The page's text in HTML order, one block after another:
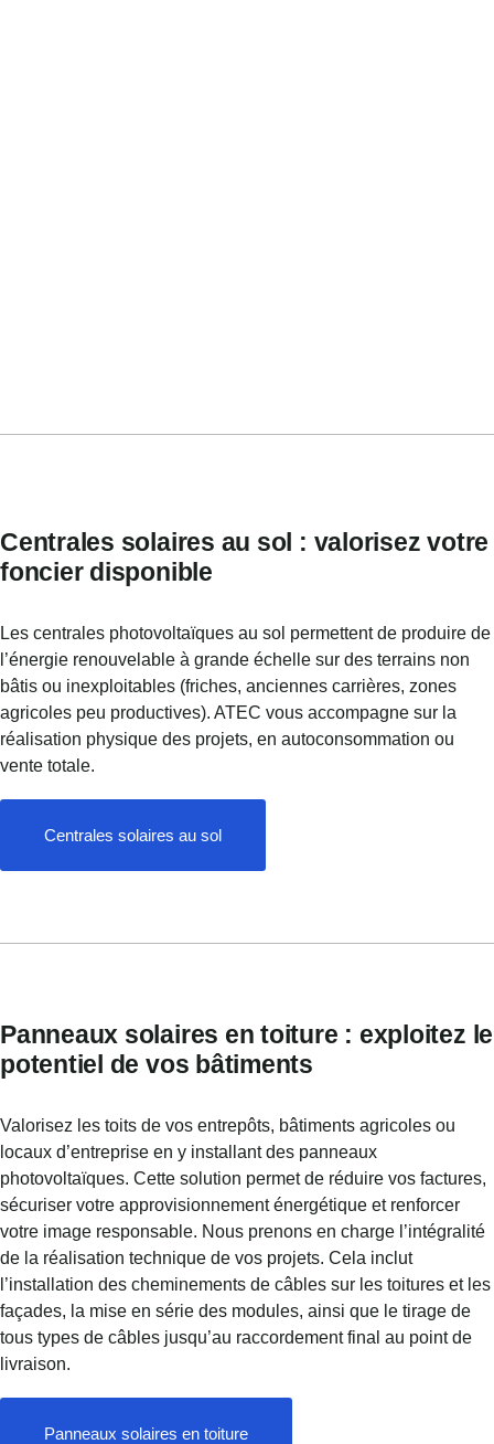
Centrales solaires au sol : valorisez votre
foncier disponible
Les centrales photovoltaïques au sol permettent de produire de
l’énergie renouvelable à grande échelle sur des terrains non
bâtis ou inexploitables (friches, anciennes carrières, zones
agricoles peu productives). ATEC vous accompagne sur la
réalisation physique des projets, en autoconsommation ou
vente totale.
Centrales solaires au sol
Panneaux solaires en toiture : exploitez le
potentiel de vos bâtiments
Valorisez les toits de vos entrepôts, bâtiments agricoles ou
locaux d’entreprise en y installant des panneaux
photovoltaïques. Cette solution permet de réduire vos factures,
sécuriser votre approvisionnement énergétique et renforcer
votre image responsable. Nous prenons en charge l’intégralité
de la réalisation technique de vos projets. Cela inclut
l’installation des cheminements de câbles sur les toitures et les
façades, la mise en série des modules, ainsi que le tirage de
tous types de câbles jusqu’au raccordement final au point de
livraison.
Panneaux solaires en toiture